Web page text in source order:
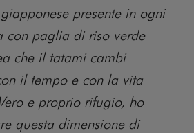
presente in ogni
con paglia di riso verde
che il tatami cambi
il tempo e con la vita
e proprio rifugio, ho
questa dimensione di